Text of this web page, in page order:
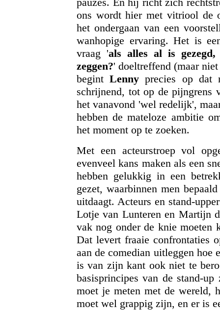
ons wordt hier met vitriool de
het ondergaan van een
wanhopige ervaring. Het is
vraag 'als alles al is
zeggen?' doeltreffend (maar
begintLenny precies op dat
schrijnend, tot op de pijngrens
het vanavond 'wel redelijk',
hebben de mateloze ambitie
het moment op te zoeken.
Met een acteurstroep vol
evenveel kans maken als een
hebben gelukkig in een
gezet, waarbinnen men
uitdaagt. Acteurs en stand-
Lotje van Lunteren en Martijn
vak nog onder de knie moeten
Dat levert fraaie confrontaties
aan de comedian uitleggen hoe
is van zijn kant ook niet te
basisprincipes van de stand-
moet je meten met de wereld,
moet wel grappig zijn, en er is